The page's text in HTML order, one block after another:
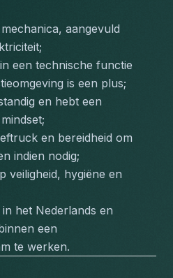
aangevuld
een technische functie
is een plus;
en hebt een
en bereidheid om
indien nodig;
veiligheid, hygiëne en
het Nederlands en
een
te werken.